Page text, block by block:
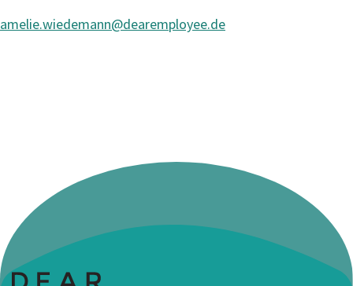
amelie.wiedemann@dearemployee.de